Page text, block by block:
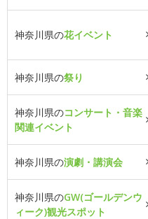
神奈川県の花イベント
神奈川県の祭り
神奈川県のコンサート・音楽
関連イベント
神奈川県の演劇・講演会
神奈川県のGW(ゴールデンウ
ィーク)観光スポット